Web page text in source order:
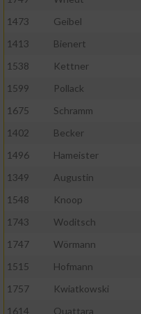
1473
Geibel
1413
Bienert
1538
Kettner
1599
Pollack
1675
Schramm
1402
Becker
1496
Hameister
1349
Augustin
1548
Knoop
1743
Woditsch
1747
Wörmann
1515
Hofmann
1757
Kwiatkowski
1614
Ouattara